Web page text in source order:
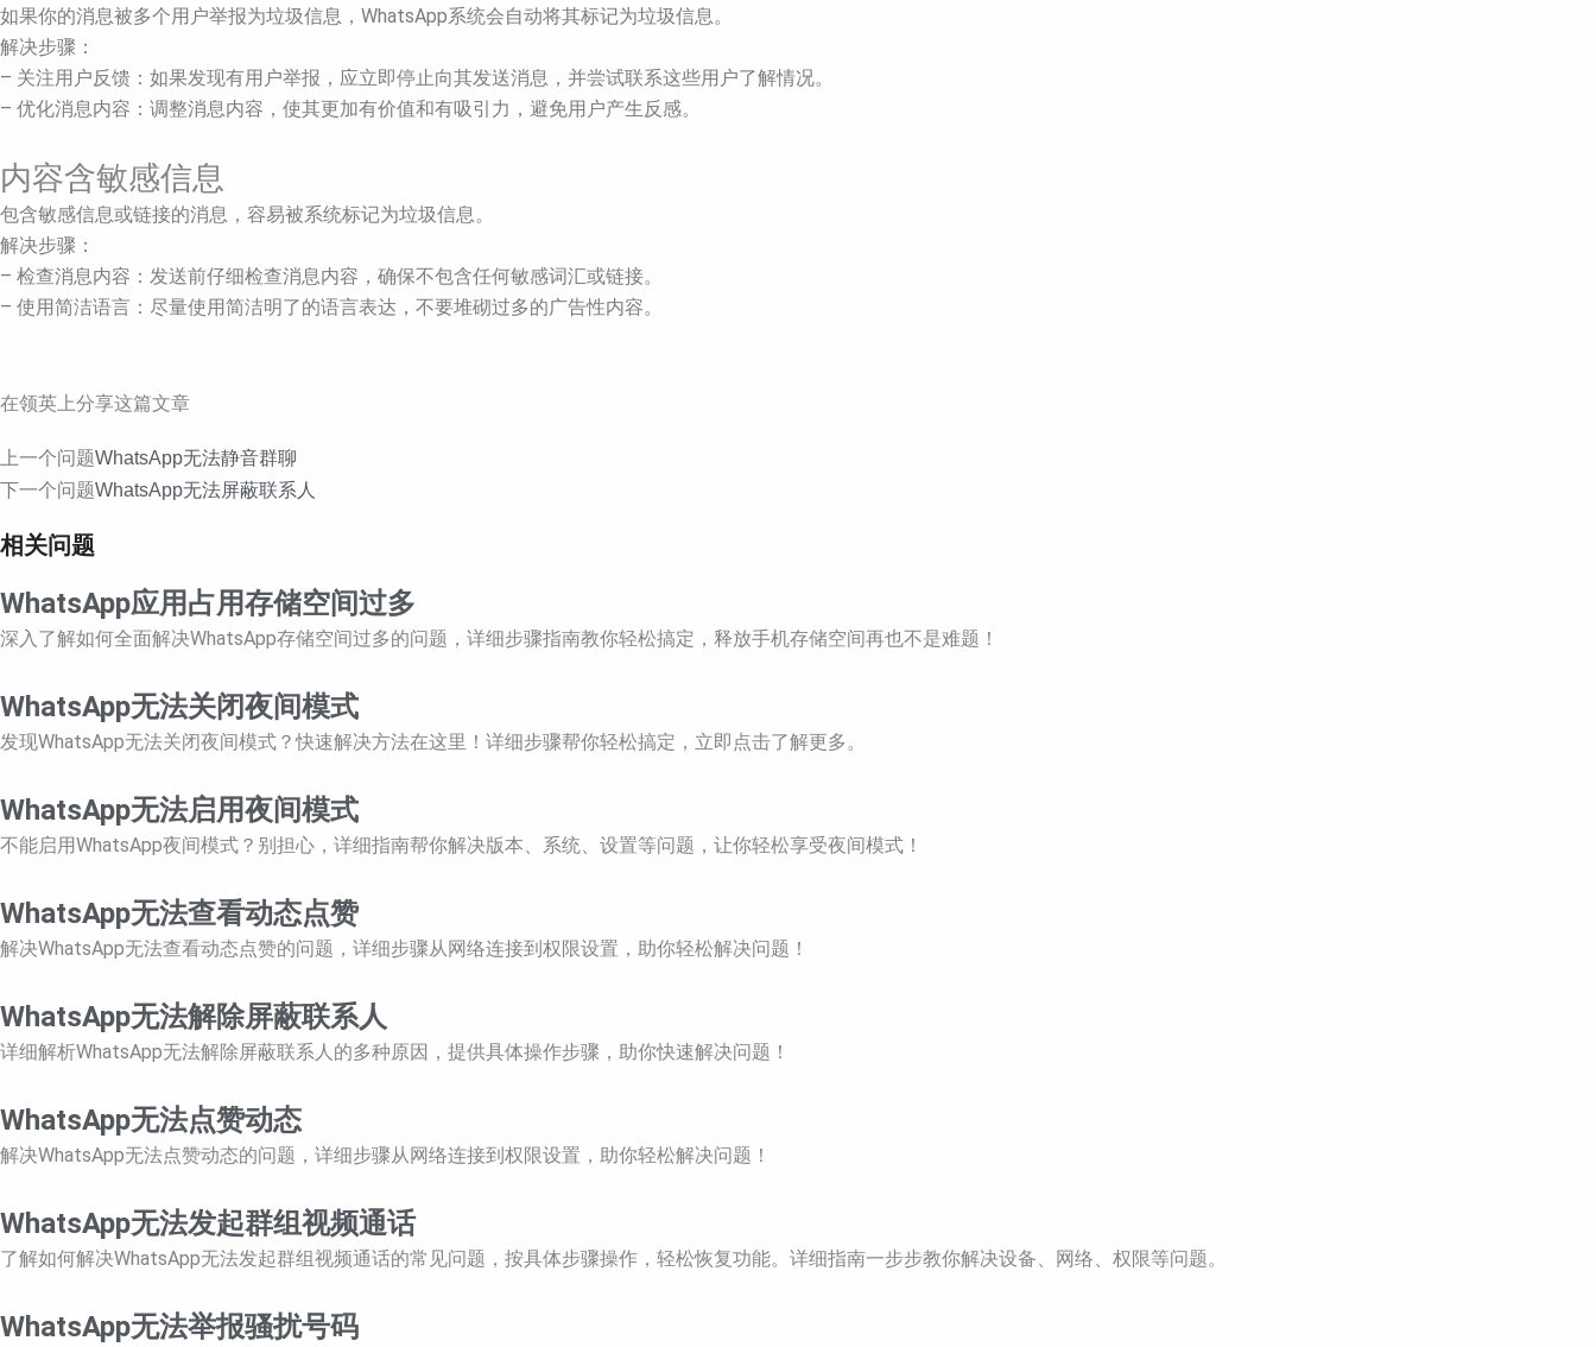
如果你的消息被多个用户举报为垃圾信息，WhatsApp系统会自动将其标记为垃圾信息。
解决步骤：
– 关注用户反馈：如果发现有用户举报，应立即停止向其发送消息，并尝试联系这些用户了解情况。
– 优化消息内容：调整消息内容，使其更加有价值和有吸引力，避免用户产生反感。
内容含敏感信息
包含敏感信息或链接的消息，容易被系统标记为垃圾信息。
解决步骤：
– 检查消息内容：发送前仔细检查消息内容，确保不包含任何敏感词汇或链接。
– 使用简洁语言：尽量使用简洁明了的语言表达，不要堆砌过多的广告性内容。
在领英上分享这篇文章
Prev
上一个问题WhatsApp无法静音群聊
下一个问题WhatsApp无法屏蔽联系人
相关问题
WhatsApp应用占用存储空间过多
深入了解如何全面解决WhatsApp存储空间过多的问题，详细步骤指南教你轻松搞定，释放手机存储空间再也不是难题！
WhatsApp无法关闭夜间模式
发现WhatsApp无法关闭夜间模式？快速解决方法在这里！详细步骤帮你轻松搞定，立即点击了解更多。
WhatsApp无法启用夜间模式
不能启用WhatsApp夜间模式？别担心，详细指南帮你解决版本、系统、设置等问题，让你轻松享受夜间模式！
WhatsApp无法查看动态点赞
解决WhatsApp无法查看动态点赞的问题，详细步骤从网络连接到权限设置，助你轻松解决问题！
WhatsApp无法解除屏蔽联系人
详细解析WhatsApp无法解除屏蔽联系人的多种原因，提供具体操作步骤，助你快速解决问题！
WhatsApp无法点赞动态
解决WhatsApp无法点赞动态的问题，详细步骤从网络连接到权限设置，助你轻松解决问题！
WhatsApp无法发起群组视频通话
了解如何解决WhatsApp无法发起群组视频通话的常见问题，按具体步骤操作，轻松恢复功能。详细指南一步步教你解决设备、网络、权限等问题。
WhatsApp无法举报骚扰号码